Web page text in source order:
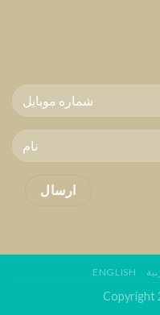
ENGLISH
Copyright